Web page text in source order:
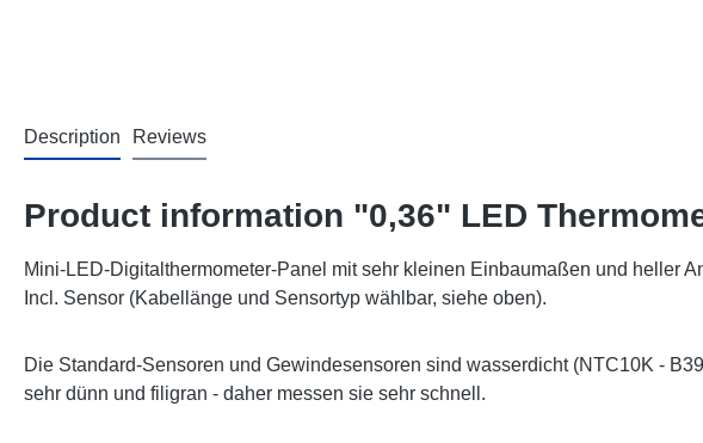
Description Reviews
Product information "0,36" LED
Mini-LED-Digitalthermometer-Panel mit sehr kleinen Einbaumaßen und heller
Incl. Sensor (Kabellänge und Sensortyp wählbar, siehe oben).
Die Standard-Sensoren und Gewindesensoren sind wasserdicht (NTC10K -
sehr dünn und filigran - daher messen sie sehr schnell.